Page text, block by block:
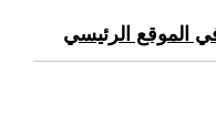
الموقع الرئيسي